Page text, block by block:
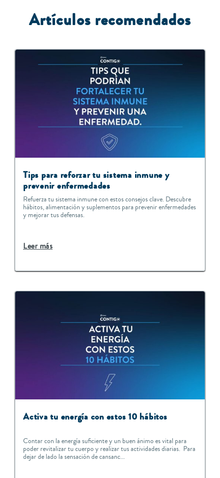
Artículos recomendados
Tips para reforzar tu sistema inmune y
prevenir enfermedades
Refuerza tu sistema inmune con estos consejos clave. Descubre
hábitos, alimentación y suplementos para prevenir enfermedades
y mejorar tus defensas.
Leer más
Activa tu energía con estos 10 hábitos
Contar con la energía suficiente y un buen ánimo es vital para
poder revitalizar tu cuerpo y realizar tus actividades diarias. Para
dejar de lado la sensación de cansanc...